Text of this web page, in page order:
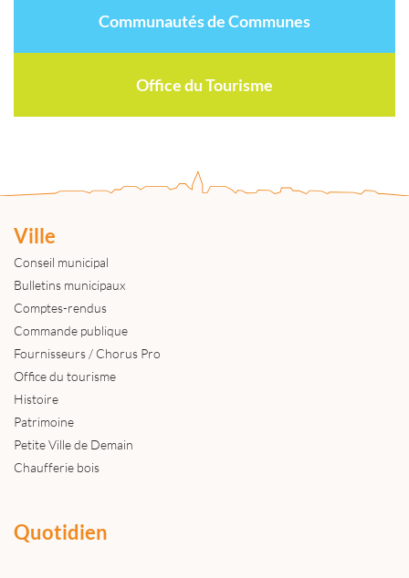
Communautés de Communes
Office du Tourisme
Ville
Conseil municipal
Bulletins municipaux
Comptes-rendus
Commande publique
Fournisseurs / Chorus Pro
Office du tourisme
Histoire
Patrimoine
Petite Ville de Demain
Chaufferie bois
Quotidien